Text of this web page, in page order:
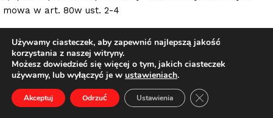
mowa w art. 80w ust. 2-4
– w celu przeprowadzenia testu produkowanego lub
badanego pojazdu, w tym przedmiotu jego
wyposażenia lub części, lub testu pojazdu będącego
Używamy ciasteczek, aby zapewnić najlepszą jakość
korzystania z naszej witryny.
Możesz dowiedzieć się więcej o tym, jakich ciasteczek
używamy, lub wyłączyć je w ustawieniach.
Akceptuj Odrzuć Ustawienia Zamknij panel